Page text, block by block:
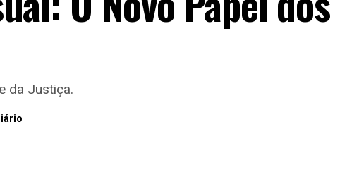
da Justiça.